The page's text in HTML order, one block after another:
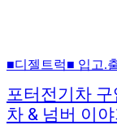
■디젤트럭■ 입고.
포터전기차
차 & 넘버 이야